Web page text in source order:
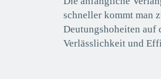
schneller kommt man
Deutungshoheiten auf
Verlässlichkeit und